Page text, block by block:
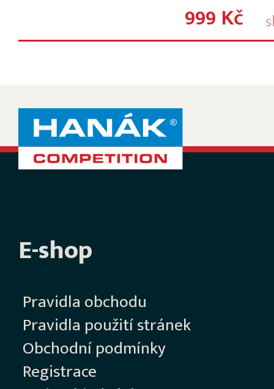
999 Kč
E-shop
Pravidla obchodu
Pravidla použití stránek
Obchodní podmínky
Registrace